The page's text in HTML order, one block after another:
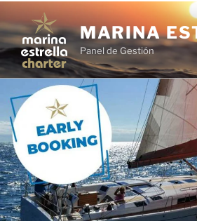
Saltar
al
contenido
MARINA
Panel de Gestión